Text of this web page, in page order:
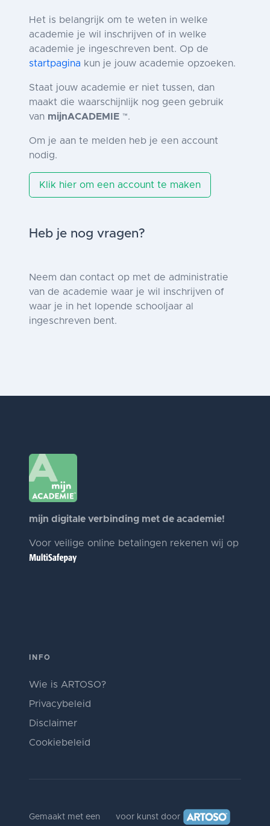
Het is belangrijk om te weten in welke
academie je wil inschrijven of in welke
academie je ingeschreven bent. Op de
startpagina kun je jouw academie opzoeken.
Staat jouw academie er niet tussen, dan
maakt die waarschijnlijk nog geen gebruik
van mijnACADEMIE ™.
Om je aan te melden heb je een account
nodig.
Klik hier om een account te maken
Heb je nog vragen?
Neem dan contact op met de administratie
van de academie waar je wil inschrijven of
waar je in het lopende schooljaar al
ingeschreven bent.
mijn digitale verbinding met de academie!
Voor veilige online betalingen rekenen wij op
INFO
Wie is ARTOSO?
Privacybeleid
Disclaimer
Cookiebeleid
Gemaakt met een voor kunst door